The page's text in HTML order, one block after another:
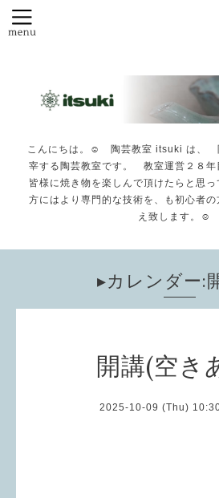
こんにちは。☺️ 陶芸教室 itsuki は、
宰する陶芸教室です。 教室運営２８年
皆様に焼き物を楽しんで頂けたらと思
方にはより専門的な技術を、も初心者
え致します。☺️
▸カレンダー:
開講(空き
2025-10-09 (Thu)